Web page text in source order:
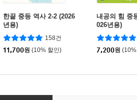
한끝 중등 역사 2-2 (2026
년용)
158건
11,700원 (10% 할인)
내공의 힘 중
026년용)
7,200원